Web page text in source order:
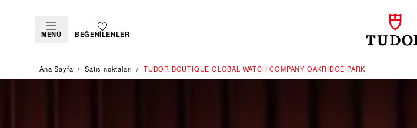
MENÜ BEĞENILENLER
Ana Sayfa Satış noktaları ‭TUDOR BOUTIQUE GLOBAL WATCH COMPANY OAKRIDGE PARK‬